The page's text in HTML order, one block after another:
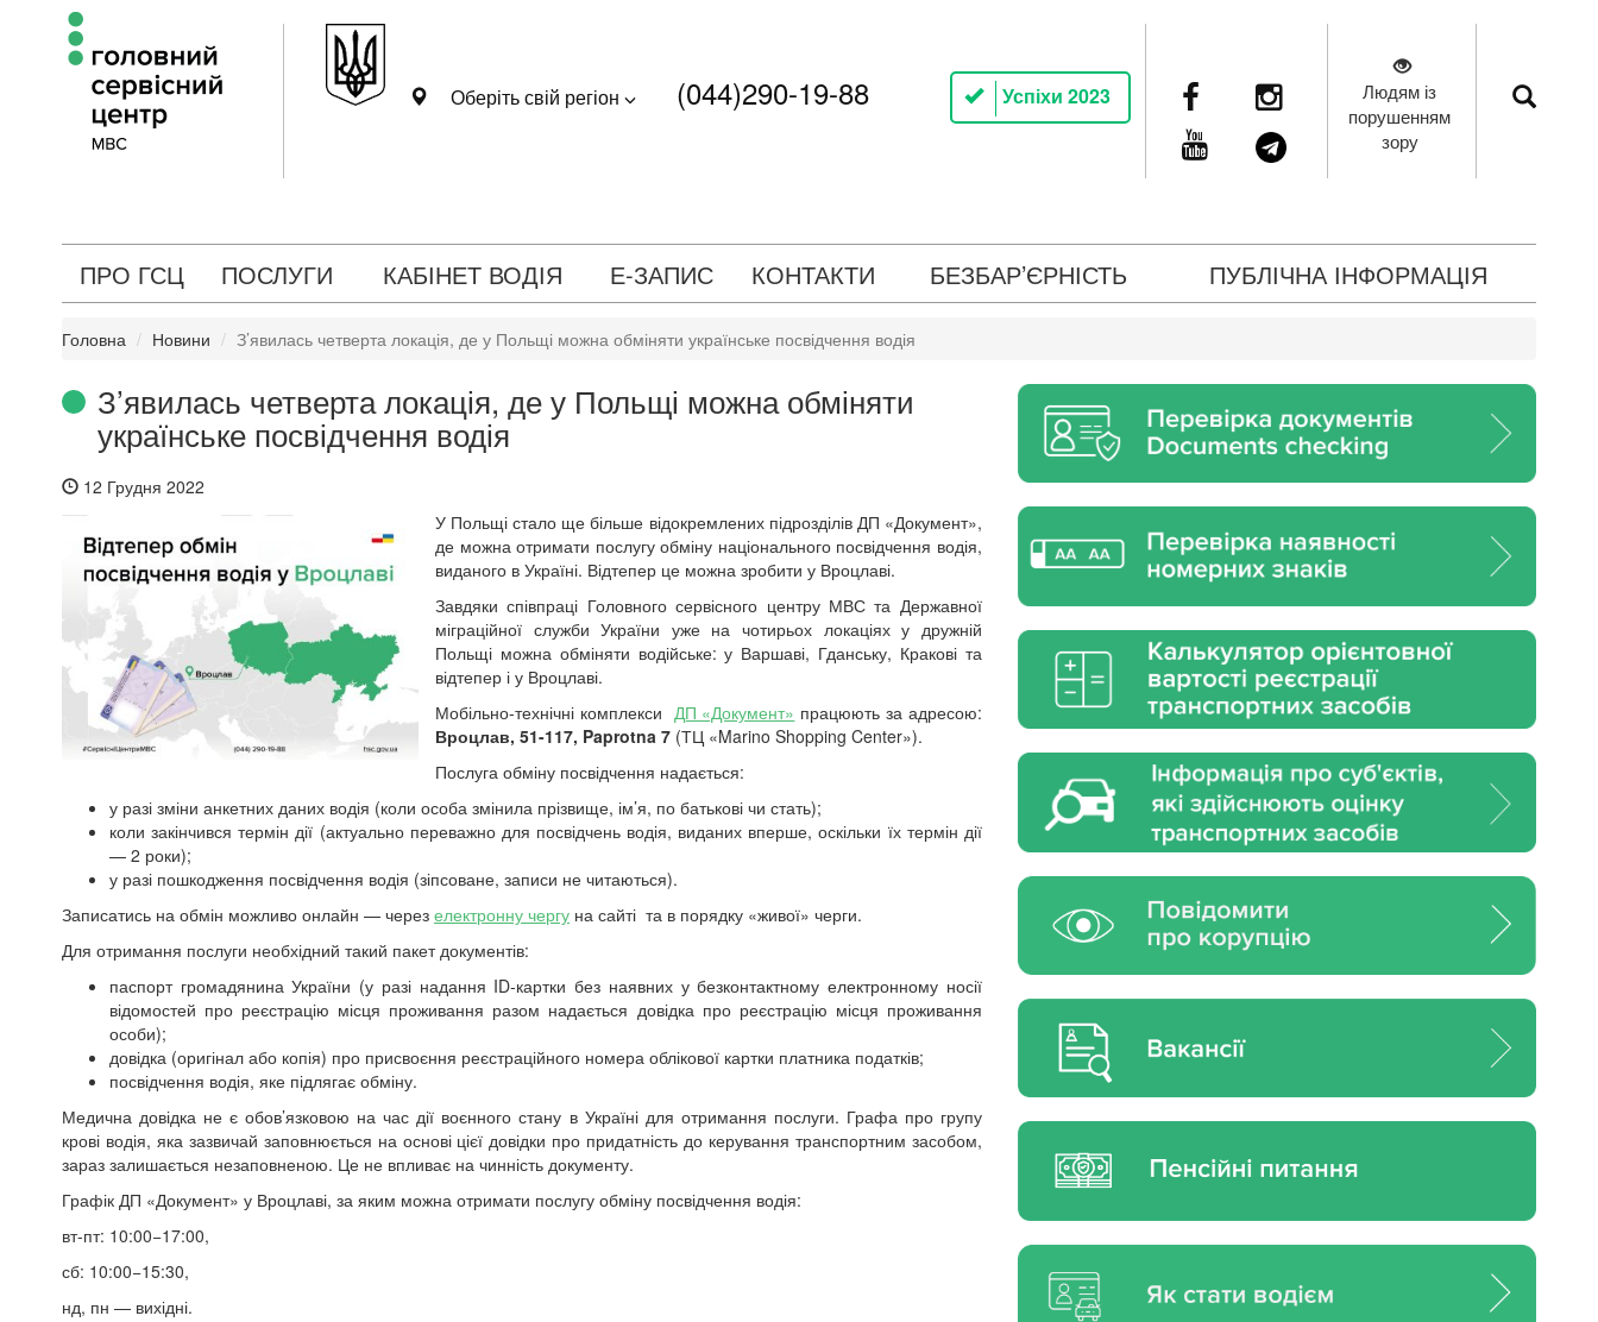
Оберіть свій регіон (044)290-19-88 Успіхи 2023
Людям із
порушенням
зору
ПРО ГСЦ ПОСЛУГИ КАБІНЕТ ВОДІЯ Е-ЗАПИС КОНТАКТИ БЕЗБАР’ЄРНІСТЬ ПУБЛІЧНА ІНФОРМАЦІЯ
Головна Новини З’явилась четверта локація, де у Польщі можна обміняти українське посвідчення водія
З’явилась четверта локація, де у Польщі можна обміняти
українське посвідчення водія
12 Грудня 2022
У Польщі стало ще більше відокремлених підрозділів ДП «Документ»,
де можна отримати послугу обміну національного посвідчення водія,
виданого в Україні. Відтепер це можна зробити у Вроцлаві.
Завдяки співпраці Головного сервісного центру МВС та Державної
міграційної служби України уже на чотирьох локаціях у дружній
Польщі можна обміняти водійське: у Варшаві, Гданську, Кракові та
відтепер і у Вроцлаві.
Мобільно-технічні комплекси ДП «Документ» працюють за адресою:
Вроцлав, 51-117, Paprotna 7 (ТЦ «Marino Shopping Center»).
Послуга обміну посвідчення надається:
у разі зміни анкетних даних водія (коли особа змінила прізвище, ім’я, по батькові чи стать);
коли закінчився термін дії (актуально переважно для посвідчень водія, виданих вперше, оскільки їх термін дії
— 2 роки);
у разі пошкодження посвідчення водія (зіпсоване, записи не читаються).
Записатись на обмін можливо онлайн — через електронну чергу на сайті та в порядку «живої» черги.
Для отримання послуги необхідний такий пакет документів:
паспорт громадянина України (у разі надання ID-картки без наявних у безконтактному електронному носії
відомостей про реєстрацію місця проживання разом надається довідка про реєстрацію місця проживання
особи);
довідка (оригінал або копія) про присвоєння реєстраційного номера облікової картки платника податків;
посвідчення водія, яке підлягає обміну.
Медична довідка не є обов’язковою на час дії воєнного стану в Україні для отримання послуги. Графа про групу
крові водія, яка зазвичай заповнюється на основі цієї довідки про придатність до керування транспортним засобом,
зараз залишається незаповненою. Це не впливає на чинність документу.
Графік ДП «Документ» у Вроцлаві, за яким можна отримати послугу обміну посвідчення водія:
вт-пт: 10:00−17:00,
сб: 10:00−15:30,
нд, пн — вихідні.